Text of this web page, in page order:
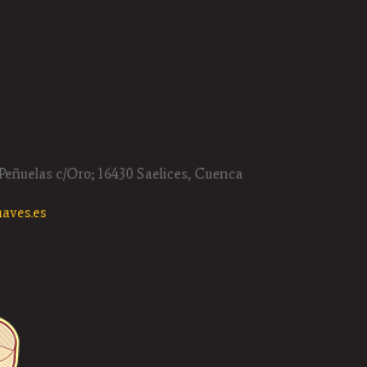
c/Oro; 16430 Saelices, Cuenca